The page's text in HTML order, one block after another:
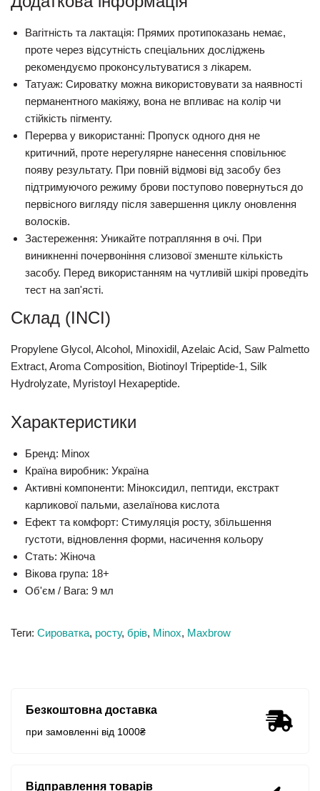
Вагітність та лактація: Прямих протипоказань немає,
проте через відсутність спеціальних досліджень
рекомендуємо проконсультуватися з лікарем.
Татуаж: Сироватку можна використовувати за наявності
перманентного макіяжу, вона не впливає на колір чи
стійкість пігменту.
Перерва у використанні: Пропуск одного дня не
критичний, проте нерегулярне нанесення сповільнює
появу результату. При повній відмові від засобу без
підтримуючого режиму брови поступово повернуться до
первісного вигляду після завершення циклу оновлення
волосків.
Застереження: Уникайте потрапляння в очі. При
виникненні почервоніння слизової зменште кількість
засобу. Перед використанням на чутливій шкірі проведіть
тест на зап'ясті.
Склад (INCI)
Propylene Glycol, Alcohol, Minoxidil, Azelaic Acid, Saw Palmetto
Extract, Aroma Composition, Biotinoyl Tripeptide-1, Silk
Hydrolyzate, Myristoyl Hexapeptide.
Характеристики
Бренд: Minox
Країна виробник: Україна
Активні компоненти: Міноксидил, пептиди, екстракт
карликової пальми, азелаїнова кислота
Ефект та комфорт: Стимуляція росту, збільшення
густоти, відновлення форми, насичення кольору
Стать: Жіноча
Вікова група: 18+
Об'єм / Вага: 9 мл
Теги: Сироватка, росту, брів, Minox, Maxbrow
Безкоштовна доставка
при замовленні від 1000₴
Відправлення товарів